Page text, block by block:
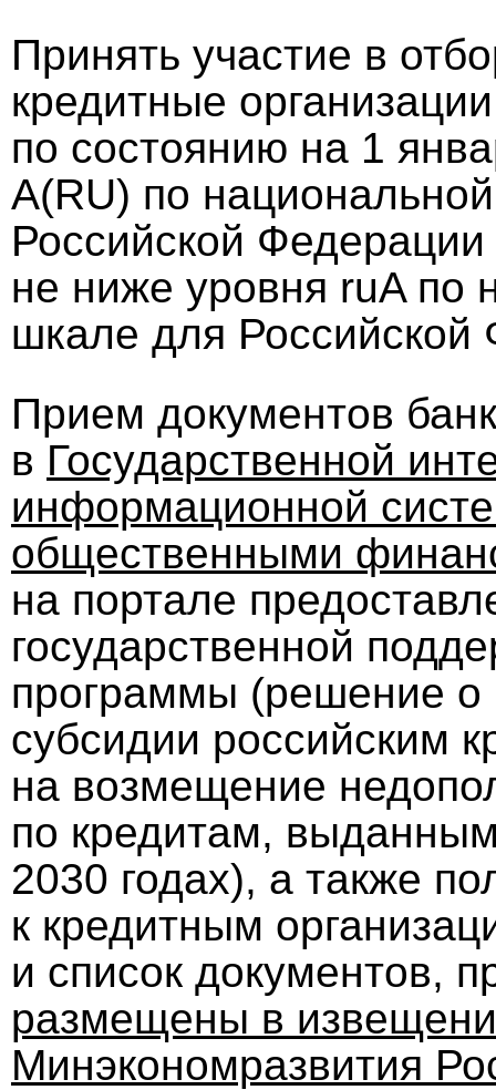
Принять участие в
кредитные
по состоянию на 1
A(RU) по
Российской Федерации
не ниже уровня ruA по
шкале для Российской
Прием документов
в Государственной
информационной
общественными
на портале
государственной
программы (решение о
субсидии российским
на возмещение
по кредитам,
2030 годах), а также
к кредитным
и список документов,
размещены в
Минэкономразвития